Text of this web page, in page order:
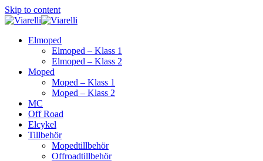
Skip to content
Elmoped
Elmoped – Klass 1
Elmoped – Klass 2
Moped
Moped – Klass 1
Moped – Klass 2
MC
Off Road
Elcykel
Tillbehör
Mopedtillbehör
Offroadtillbehör